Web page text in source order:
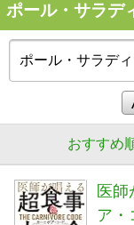
ポール・サラデ
おすすめ
医
ア・